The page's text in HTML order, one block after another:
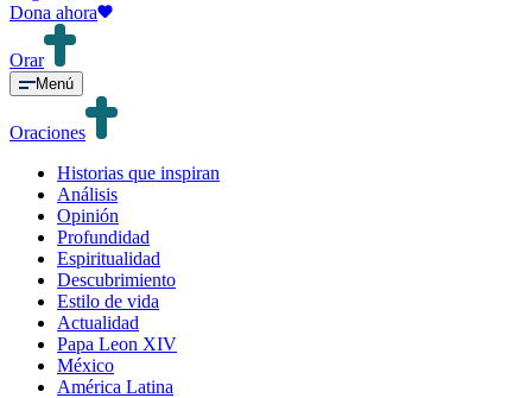
Dona ahora
Orar
Menú
Oraciones
Historias que inspiran
Análisis
Opinión
Profundidad
Espiritualidad
Descubrimiento
Estilo de vida
Actualidad
Papa Leon XIV
México
América Latina